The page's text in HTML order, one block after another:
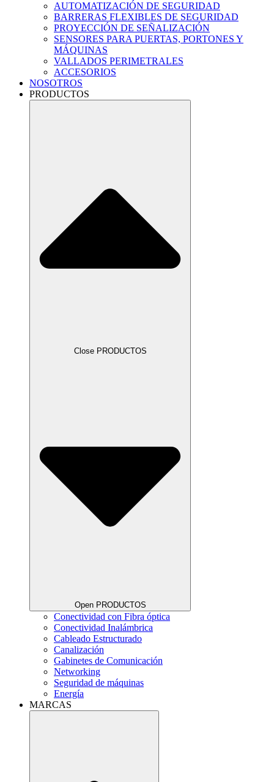
AUTOMATIZACIÓN DE SEGURIDAD
BARRERAS FLEXIBLES DE SEGURIDAD
PROYECCIÓN DE SEÑALIZACIÓN
SENSORES PARA PUERTAS, PORTONES Y
MÁQUINAS
VALLADOS PERIMETRALES
ACCESORIOS
NOSOTROS
PRODUCTOS
Close PRODUCTOS
Open PRODUCTOS
Conectividad con Fibra óptica
Conectividad Inalámbrica
Cableado Estructurado
Canalización
Gabinetes de Comunicación
Networking
Seguridad de máquinas
Energía
MARCAS